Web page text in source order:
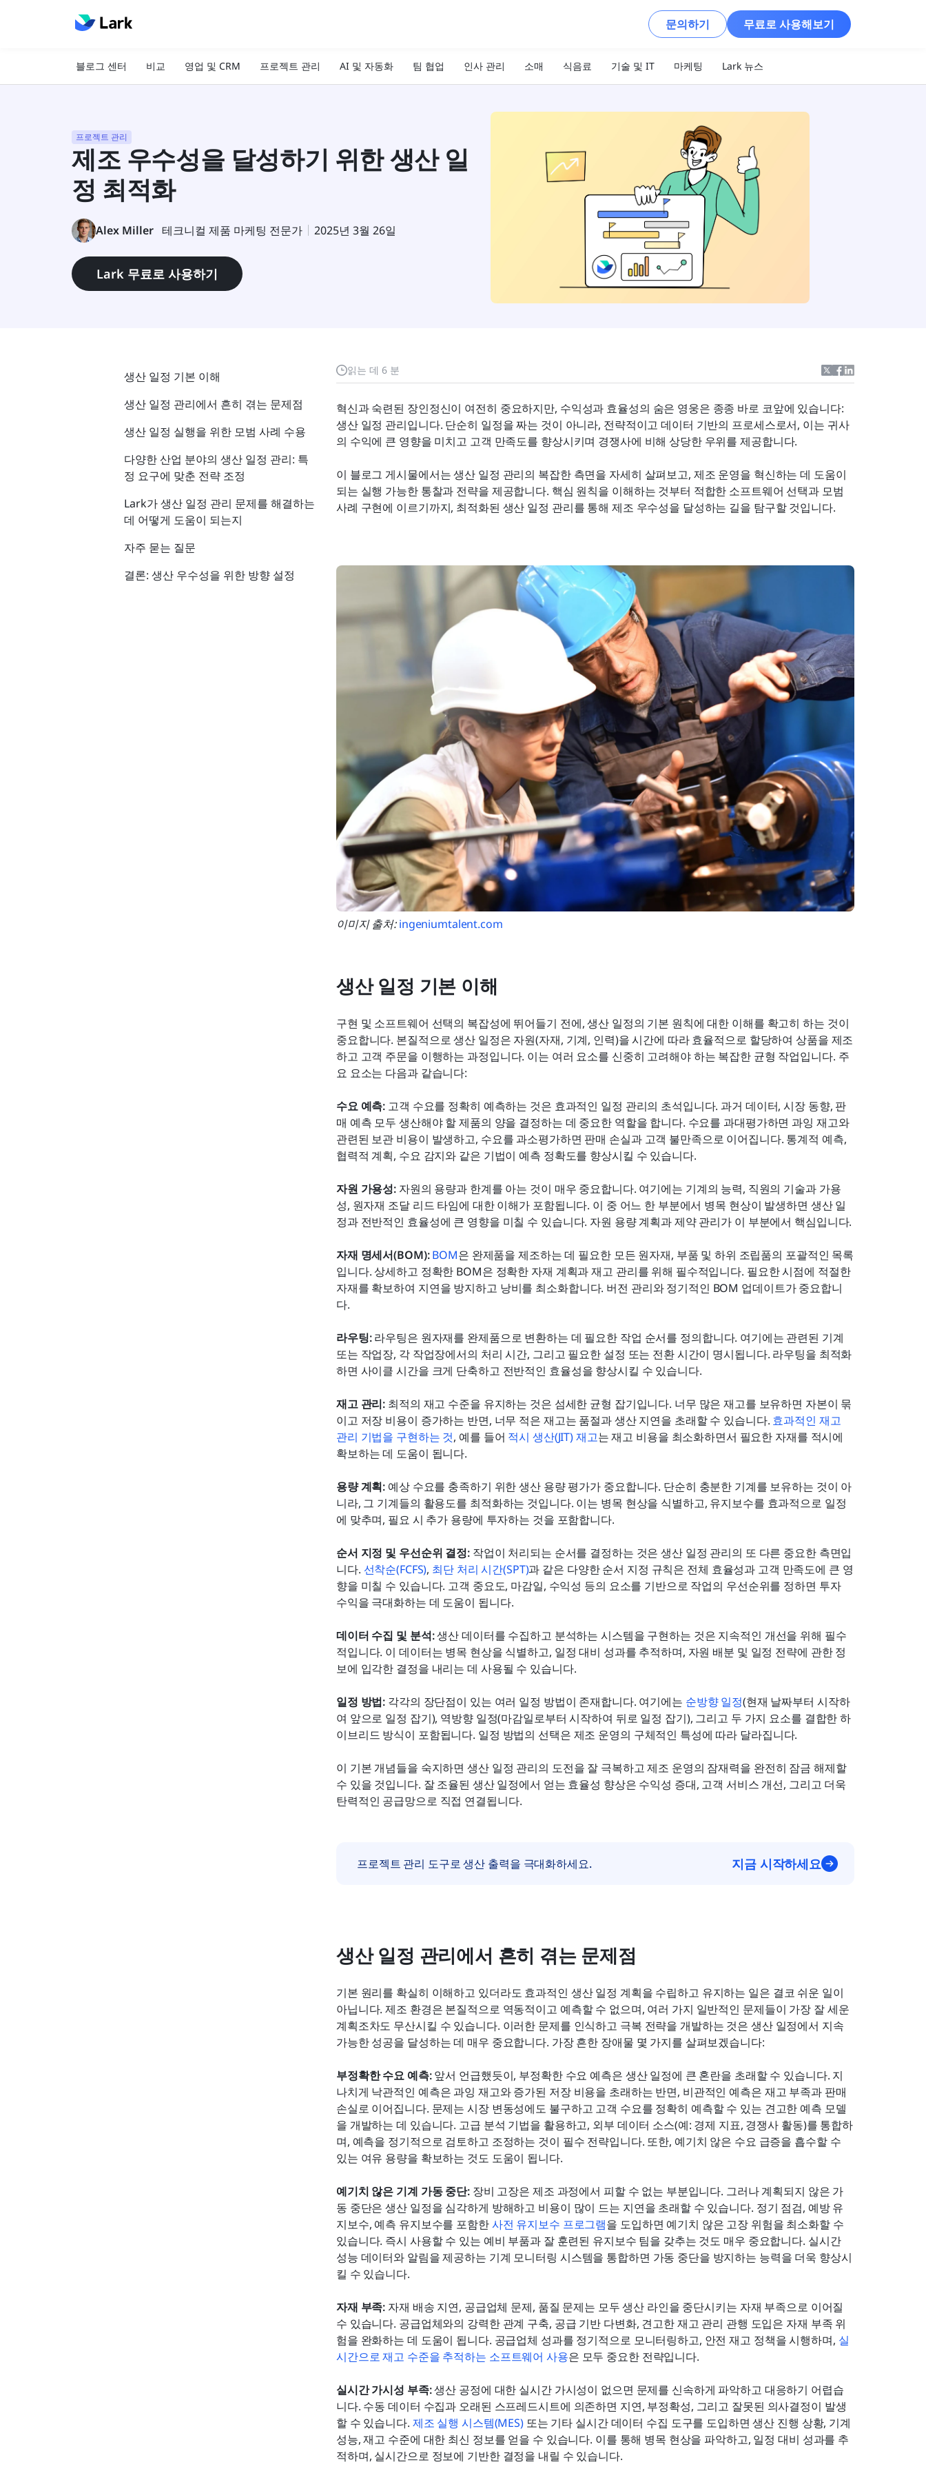
문의하기 무료로 사용해보기
블로그 센터 비교 영업 및 CRM 프로젝트 관리 AI 및 자동화 팀 협업 인사 관리 소매 식음료 기술 및 IT 마케팅 Lark 뉴스
프로젝트 관리
제조 우수성을 달성하기 위한 생산 일
정 최적화
Alex Miller 테크니컬 제품 마케팅 전문가 2025년 3월 26일
Lark 무료로 사용하기
읽는 데 6 분
혁신과 숙련된 장인정신이 여전히 중요하지만, 수익성과 효율성의 숨은 영웅은 종종 바로 코앞에 있습니다:
생산 일정 관리입니다. 단순히 일정을 짜는 것이 아니라, 전략적이고 데이터 기반의 프로세스로서, 이는 귀사
의 수익에 큰 영향을 미치고 고객 만족도를 향상시키며 경쟁사에 비해 상당한 우위를 제공합니다.
이 블로그 게시물에서는 생산 일정 관리의 복잡한 측면을 자세히 살펴보고, 제조 운영을 혁신하는 데 도움이
되는 실행 가능한 통찰과 전략을 제공합니다. 핵심 원칙을 이해하는 것부터 적합한 소프트웨어 선택과 모범
사례 구현에 이르기까지, 최적화된 생산 일정 관리를 통해 제조 우수성을 달성하는 길을 탐구할 것입니다.
이미지 출처: ingeniumtalent.com
생산 일정 기본 이해
구현 및 소프트웨어 선택의 복잡성에 뛰어들기 전에, 생산 일정의 기본 원칙에 대한 이해를 확고히 하는 것이
중요합니다. 본질적으로 생산 일정은 자원(자재, 기계, 인력)을 시간에 따라 효율적으로 할당하여 상품을 제조
하고 고객 주문을 이행하는 과정입니다. 이는 여러 요소를 신중히 고려해야 하는 복잡한 균형 작업입니다. 주
요 요소는 다음과 같습니다:
수요 예측: 고객 수요를 정확히 예측하는 것은 효과적인 일정 관리의 초석입니다. 과거 데이터, 시장 동향, 판
매 예측 모두 생산해야 할 제품의 양을 결정하는 데 중요한 역할을 합니다. 수요를 과대평가하면 과잉 재고와
관련된 보관 비용이 발생하고, 수요를 과소평가하면 판매 손실과 고객 불만족으로 이어집니다. 통계적 예측,
협력적 계획, 수요 감지와 같은 기법이 예측 정확도를 향상시킬 수 있습니다.
자원 가용성: 자원의 용량과 한계를 아는 것이 매우 중요합니다. 여기에는 기계의 능력, 직원의 기술과 가용
성, 원자재 조달 리드 타임에 대한 이해가 포함됩니다. 이 중 어느 한 부분에서 병목 현상이 발생하면 생산 일
정과 전반적인 효율성에 큰 영향을 미칠 수 있습니다. 자원 용량 계획과 제약 관리가 이 부분에서 핵심입니다.
자재 명세서(BOM): BOM은 완제품을 제조하는 데 필요한 모든 원자재, 부품 및 하위 조립품의 포괄적인 목록
입니다. 상세하고 정확한 BOM은 정확한 자재 계획과 재고 관리를 위해 필수적입니다. 필요한 시점에 적절한
자재를 확보하여 지연을 방지하고 낭비를 최소화합니다. 버전 관리와 정기적인 BOM 업데이트가 중요합니
다.
라우팅: 라우팅은 원자재를 완제품으로 변환하는 데 필요한 작업 순서를 정의합니다. 여기에는 관련된 기계
또는 작업장, 각 작업장에서의 처리 시간, 그리고 필요한 설정 또는 전환 시간이 명시됩니다. 라우팅을 최적화
하면 사이클 시간을 크게 단축하고 전반적인 효율성을 향상시킬 수 있습니다.
재고 관리: 최적의 재고 수준을 유지하는 것은 섬세한 균형 잡기입니다. 너무 많은 재고를 보유하면 자본이 묶
이고 저장 비용이 증가하는 반면, 너무 적은 재고는 품절과 생산 지연을 초래할 수 있습니다. 효과적인 재고
관리 기법을 구현하는 것, 예를 들어 적시 생산(JIT) 재고는 재고 비용을 최소화하면서 필요한 자재를 적시에
확보하는 데 도움이 됩니다.
용량 계획: 예상 수요를 충족하기 위한 생산 용량 평가가 중요합니다. 단순히 충분한 기계를 보유하는 것이 아
니라, 그 기계들의 활용도를 최적화하는 것입니다. 이는 병목 현상을 식별하고, 유지보수를 효과적으로 일정
에 맞추며, 필요 시 추가 용량에 투자하는 것을 포함합니다.
순서 지정 및 우선순위 결정: 작업이 처리되는 순서를 결정하는 것은 생산 일정 관리의 또 다른 중요한 측면입
니다. 선착순(FCFS), 최단 처리 시간(SPT)과 같은 다양한 순서 지정 규칙은 전체 효율성과 고객 만족도에 큰 영
향을 미칠 수 있습니다. 고객 중요도, 마감일, 수익성 등의 요소를 기반으로 작업의 우선순위를 정하면 투자
수익을 극대화하는 데 도움이 됩니다.
데이터 수집 및 분석: 생산 데이터를 수집하고 분석하는 시스템을 구현하는 것은 지속적인 개선을 위해 필수
적입니다. 이 데이터는 병목 현상을 식별하고, 일정 대비 성과를 추적하며, 자원 배분 및 일정 전략에 관한 정
보에 입각한 결정을 내리는 데 사용될 수 있습니다.
일정 방법: 각각의 장단점이 있는 여러 일정 방법이 존재합니다. 여기에는 순방향 일정(현재 날짜부터 시작하
여 앞으로 일정 잡기), 역방향 일정(마감일로부터 시작하여 뒤로 일정 잡기), 그리고 두 가지 요소를 결합한 하
이브리드 방식이 포함됩니다. 일정 방법의 선택은 제조 운영의 구체적인 특성에 따라 달라집니다.
이 기본 개념들을 숙지하면 생산 일정 관리의 도전을 잘 극복하고 제조 운영의 잠재력을 완전히 잠금 해제할
수 있을 것입니다. 잘 조율된 생산 일정에서 얻는 효율성 향상은 수익성 증대, 고객 서비스 개선, 그리고 더욱
탄력적인 공급망으로 직접 연결됩니다.
프로젝트 관리 도구로 생산 출력을 극대화하세요. 지금 시작하세요
생산 일정 관리에서 흔히 겪는 문제점
기본 원리를 확실히 이해하고 있더라도 효과적인 생산 일정 계획을 수립하고 유지하는 일은 결코 쉬운 일이
아닙니다. 제조 환경은 본질적으로 역동적이고 예측할 수 없으며, 여러 가지 일반적인 문제들이 가장 잘 세운
계획조차도 무산시킬 수 있습니다. 이러한 문제를 인식하고 극복 전략을 개발하는 것은 생산 일정에서 지속
가능한 성공을 달성하는 데 매우 중요합니다. 가장 흔한 장애물 몇 가지를 살펴보겠습니다:
부정확한 수요 예측: 앞서 언급했듯이, 부정확한 수요 예측은 생산 일정에 큰 혼란을 초래할 수 있습니다. 지
나치게 낙관적인 예측은 과잉 재고와 증가된 저장 비용을 초래하는 반면, 비관적인 예측은 재고 부족과 판매
손실로 이어집니다. 문제는 시장 변동성에도 불구하고 고객 수요를 정확히 예측할 수 있는 견고한 예측 모델
을 개발하는 데 있습니다. 고급 분석 기법을 활용하고, 외부 데이터 소스(예: 경제 지표, 경쟁사 활동)를 통합하
며, 예측을 정기적으로 검토하고 조정하는 것이 필수 전략입니다. 또한, 예기치 않은 수요 급증을 흡수할 수
있는 여유 용량을 확보하는 것도 도움이 됩니다.
예기치 않은 기계 가동 중단: 장비 고장은 제조 과정에서 피할 수 없는 부분입니다. 그러나 계획되지 않은 가
동 중단은 생산 일정을 심각하게 방해하고 비용이 많이 드는 지연을 초래할 수 있습니다. 정기 점검, 예방 유
지보수, 예측 유지보수를 포함한 사전 유지보수 프로그램을 도입하면 예기치 않은 고장 위험을 최소화할 수
있습니다. 즉시 사용할 수 있는 예비 부품과 잘 훈련된 유지보수 팀을 갖추는 것도 매우 중요합니다. 실시간
성능 데이터와 알림을 제공하는 기계 모니터링 시스템을 통합하면 가동 중단을 방지하는 능력을 더욱 향상시
킬 수 있습니다.
자재 부족: 자재 배송 지연, 공급업체 문제, 품질 문제는 모두 생산 라인을 중단시키는 자재 부족으로 이어질
수 있습니다. 공급업체와의 강력한 관계 구축, 공급 기반 다변화, 견고한 재고 관리 관행 도입은 자재 부족 위
험을 완화하는 데 도움이 됩니다. 공급업체 성과를 정기적으로 모니터링하고, 안전 재고 정책을 시행하며, 실
시간으로 재고 수준을 추적하는 소프트웨어 사용은 모두 중요한 전략입니다.
실시간 가시성 부족: 생산 공정에 대한 실시간 가시성이 없으면 문제를 신속하게 파악하고 대응하기 어렵습
니다. 수동 데이터 수집과 오래된 스프레드시트에 의존하면 지연, 부정확성, 그리고 잘못된 의사결정이 발생
할 수 있습니다. 제조 실행 시스템(MES) 또는 기타 실시간 데이터 수집 도구를 도입하면 생산 진행 상황, 기계
성능, 재고 수준에 대한 최신 정보를 얻을 수 있습니다. 이를 통해 병목 현상을 파악하고, 일정 대비 성과를 추
적하며, 실시간으로 정보에 기반한 결정을 내릴 수 있습니다.
생산 일정 기본 이해
생산 일정 관리에서 흔히 겪는 문제점
생산 일정 실행을 위한 모범 사례 수용
다양한 산업 분야의 생산 일정 관리: 특
정 요구에 맞춘 전략 조정
Lark가 생산 일정 관리 문제를 해결하는
데 어떻게 도움이 되는지
자주 묻는 질문
결론: 생산 우수성을 위한 방향 설정